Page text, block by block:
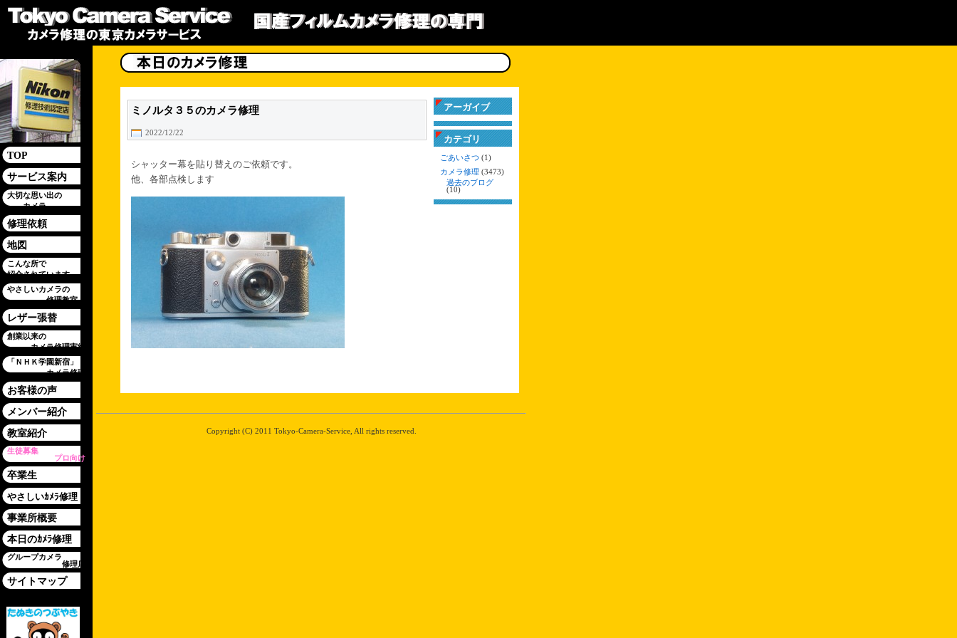
TOP
サービス案内
大切な思い出の
カメラ
修理依頼
地図
こんな所で
紹介されています
やさしいカメラの
修理教室
レザー張替
創業以来の
カメラ修理実績
「ＮＨＫ学園新宿」
カメラ修理
お客様の声
メンバー紹介
教室紹介
生徒募集
プロ向け
卒業生
やさしいｶﾒﾗ修理
事業所概要
本日のｶﾒﾗ修理
グループカメラ
修理店
サイトマップ
ミノルタ３５のカメラ修理
2022/12/22
シャッター幕を貼り替えのご依頼です。
他、各部点検します
アーガイブ
カテゴリ
ごあいさつ (1)
カメラ修理 (3473)
過去のブログ
(10)
Copyright (C) 2011 Tokyo-Camera-Service, All rights reserved.